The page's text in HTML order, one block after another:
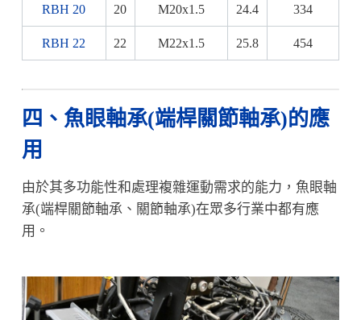
RBH 20 20 M20x1.5 24.4 334
RBH 22 22 M22x1.5 25.8 454
四、魚眼軸承(端桿關節軸承)的應
用
由於其多功能性和處理複雜運動需求的能力，魚眼軸
承(端桿關節軸承、關節軸承)在眾多行業中都有應
用。